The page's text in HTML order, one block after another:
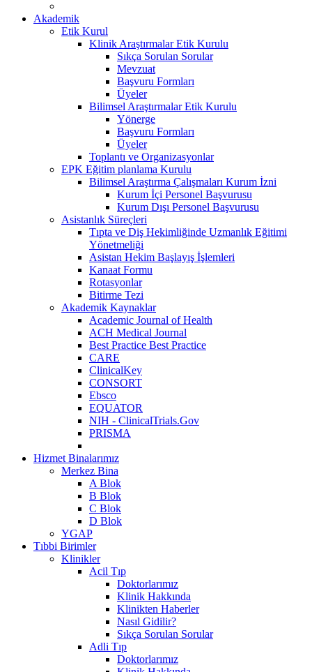
Akademik
Etik Kurul
Klinik Araştırmalar Etik Kurulu
Sıkça Sorulan Sorular
Mevzuat
Başvuru Formları
Üyeler
Bilimsel Araştırmalar Etik Kurulu
Yönerge
Başvuru Formları
Üyeler
Toplantı ve Organizasyonlar
EPK Eğitim planlama Kurulu
Bilimsel Araştırma Çalışmaları Kurum İzni
Kurum İçi Personel Başvurusu
Kurum Dışı Personel Başvurusu
Asistanlık Süreçleri
Tıpta ve Diş Hekimliğinde Uzmanlık Eğitimi
Yönetmeliği
Asistan Hekim Başlayış İşlemleri
Kanaat Formu
Rotasyonlar
Bitirme Tezi
Akademik Kaynaklar
Academic Journal of Health
ACH Medical Journal
Best Practice Best Practice
CARE
ClinicalKey
CONSORT
Ebsco
EQUATOR
NIH - ClinicalTrials.Gov
PRISMA
Hizmet Binalarımız
Merkez Bina
A Blok
B Blok
C Blok
D Blok
YGAP
Tıbbi Birimler
Klinikler
Acil Tıp
Doktorlarımız
Klinik Hakkında
Klinikten Haberler
Nasıl Gidilir?
Sıkça Sorulan Sorular
Adli Tıp
Doktorlarımız